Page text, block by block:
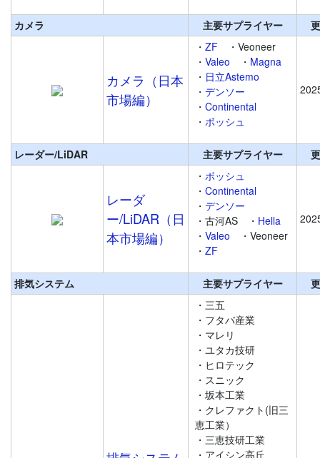
カメラ 主要サプライヤー
カメラ（日本
市場編）
・ ZF
・Veoneer
・ Valeo ・ Magna
・ 日立Astemo
・ デンソー
・ Continental
・ ボッシュ
レーダー/LiDAR 主要サプライヤー
レーダ
ー/LiDAR（日
本市場編）
・ ボッシュ
・ Continental
・ デンソー
・古河AS
・ Hella
・ Valeo
・Veoneer
・ ZF
排気システム 主要サプライヤー
・三五
・フタバ産業
・マレリ
・ユタカ技研
・ヒロテック
・スニック
・坂本工業
・クレファクト(旧三
恵工業）
・三恵技研工業
・アイシン高丘